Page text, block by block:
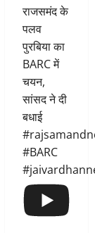
राजसमंद के
पलव
पुरबिया का
BARC में
चयन,
सांसद ने दी
बधाई
#BARC